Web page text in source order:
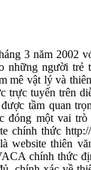
3 năm 2002
những người trẻ
mê vật lý và
trực tuyến trên
tầm quan
đóng một vai trò
chính thức http://
website thiên
chính thức